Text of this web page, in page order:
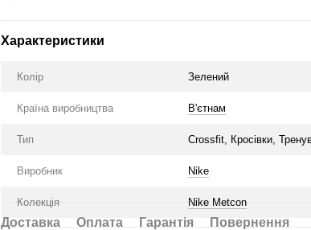
Характеристики
Колір Зелений
Країна виробництва В'єтнам
Тип Crossfit, Кросівки,
Виробник Nike
Колекція Nike Metcon
Доставка Оплата Гарантія
Повернення